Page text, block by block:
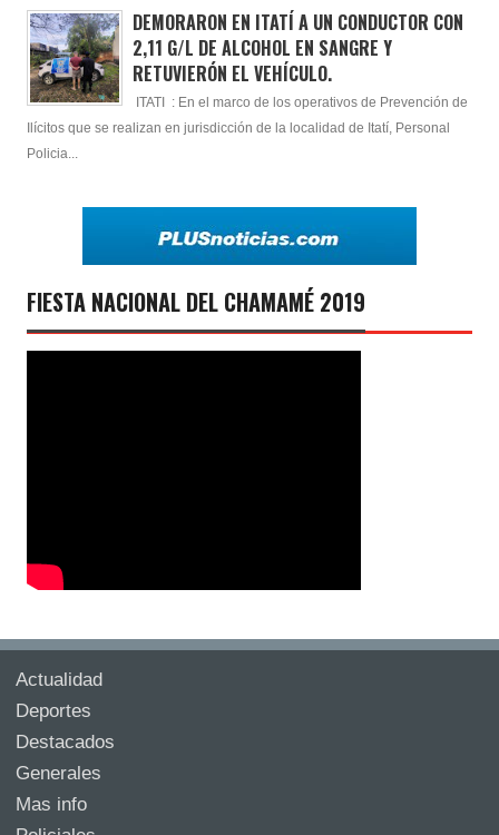
DEMORARON EN ITATÍ A UN CONDUCTOR CON
2,11 G/L DE ALCOHOL EN SANGRE Y
RETUVIERÓN EL VEHÍCULO.
ITATI : En el marco de los operativos de Prevención de
Ilícitos que se realizan en jurisdicción de la localidad de Itatí, Personal
Policia...
FIESTA NACIONAL DEL CHAMAMÉ 2019
Actualidad
Deportes
Destacados
Generales
Mas info